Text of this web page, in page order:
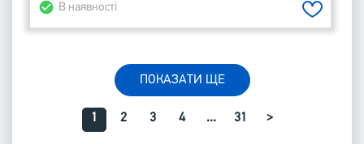
В наявності
ПОКАЗАТИ ЩЕ
1 2 3 4 ... 31 >